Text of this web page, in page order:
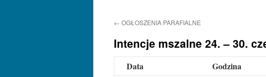
← OGŁOSZENIA PARAFIALNE
Intencje mszalne 24. – 30.
Data Godzina